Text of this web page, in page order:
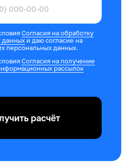
Согласия на обработку
данных и даю согласие на
персональных данных.
Согласия на получение
рассылок
расчёт